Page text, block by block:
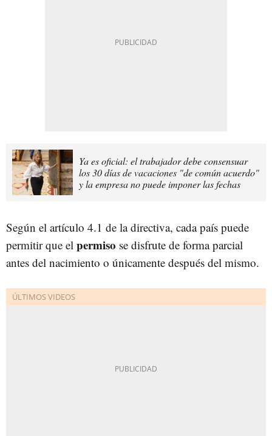
Ya es oficial: el trabajador debe consensuar
los 30 días de vacaciones "de común acuerdo"
y la empresa no puede imponer las fechas
Según el artículo 4.1 de la directiva, cada país puede
permitir que el permiso se disfrute de forma parcial
antes del nacimiento o únicamente después del mismo.